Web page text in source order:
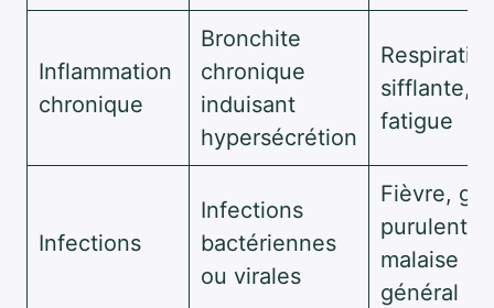
Inflammation
chronique
Bronchite
chronique
induisant
hypersécrétion
sifflante,
fatigue
Infections
Infections
bactériennes
ou virales
Fièvre,
malaise
général